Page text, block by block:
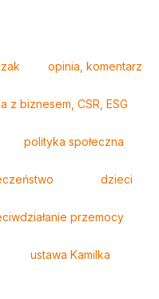
opinia, komentarz
z biznesem, CSR, ESG
polityka społeczna
dzieci
przemocy
ustawa Kamilka